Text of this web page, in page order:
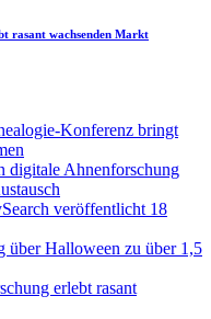
rasant wachsenden Markt
Konferenz bringt
digitale Ahnenforschung
veröffentlicht 18
über Halloween zu über 1,5
erlebt rasant